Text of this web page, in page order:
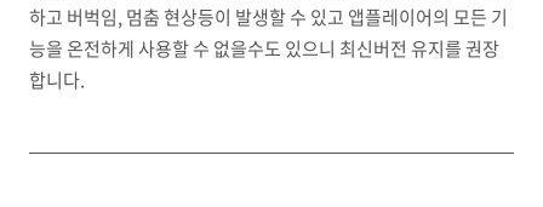
하고 버벅임, 멈춤 현상등이 발생할 수 있고 앱플레이어의 모든 기
능을 온전하게 사용할 수 없을수도 있으니 최신버전 유지를 권장
합니다.